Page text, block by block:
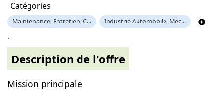
Catégories
Maintenance, Entretien, C... Industrie Automobile, Mec...
.
Description de l'offre
Mission principale